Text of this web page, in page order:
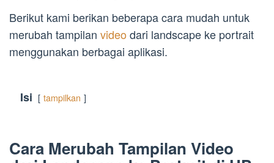
Berikut kami berikan beberapa cara mudah untuk
merubah tampilan video dari landscape ke portrait
menggunakan berbagai aplikasi.
Isi tampilkan
Cara Merubah Tampilan Video